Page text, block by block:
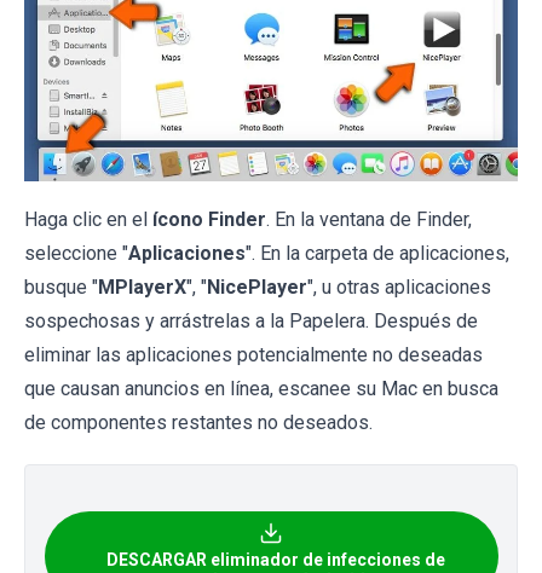
Haga clic en el ícono Finder. En la ventana de Finder,
seleccione "Aplicaciones". En la carpeta de aplicaciones,
busque "MPlayerX", "NicePlayer", u otras aplicaciones
sospechosas y arrástrelas a la Papelera. Después de
eliminar las aplicaciones potencialmente no deseadas
que causan anuncios en línea, escanee su Mac en busca
de componentes restantes no deseados.
DESCARGAR eliminador de infecciones de